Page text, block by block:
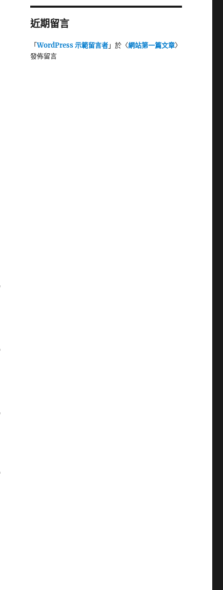
近期留言
「WordPress 示範留言者」於〈網站第一篇文章〉
發佈留言